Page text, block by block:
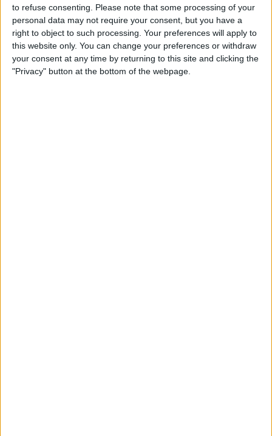
to refuse consenting.
Please note that some processing of your
personal data may not require your consent, but you have a
right to object to such processing. Your preferences will apply to
this website only. You can change your preferences or withdraw
your consent at any time by returning to this site and clicking the
"Privacy" button at the bottom of the webpage.
campanha de clássicas da primavera foi longa e, até à
recente Volta à Romandia,a ameaça de descida
não tinha sido afastada.